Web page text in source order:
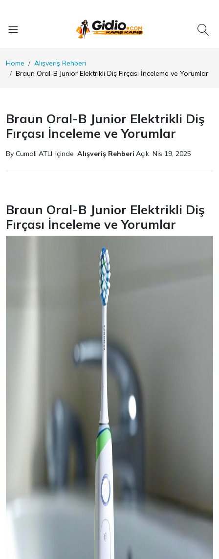
Home
Alışveriş Rehberi
Braun Oral-B Junior Elektrikli Diş Fırçası İnceleme ve Yorumlar
Braun Oral-B Junior Elektrikli Diş
Fırçası İnceleme ve Yorumlar
By Cumali ATLI içinde Alışveriş Rehberi Açık Nis 19, 2025
Braun Oral-B Junior Elektrikli Diş
Fırçası İnceleme ve Yorumlar